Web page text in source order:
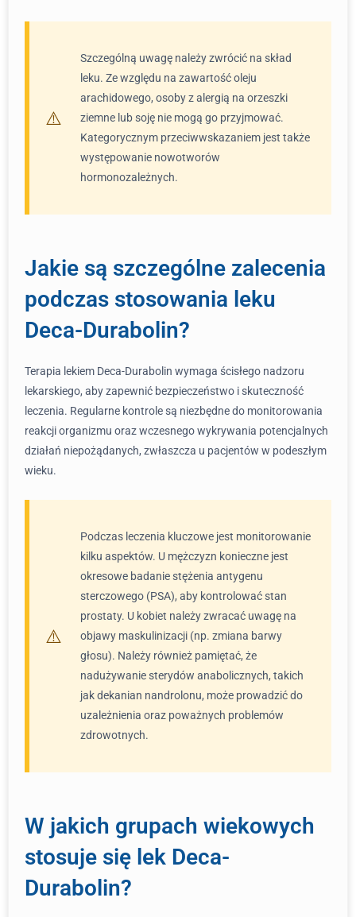
Szczególną uwagę należy zwrócić na skład
leku. Ze względu na zawartość oleju
arachidowego, osoby z alergią na orzeszki
ziemne lub soję nie mogą go przyjmować.
Kategorycznym przeciwwskazaniem jest także
występowanie nowotworów
hormonozależnych.
Jakie są szczególne zalecenia
podczas stosowania leku
Deca-Durabolin?
Terapia lekiem Deca-Durabolin wymaga ścisłego nadzoru
lekarskiego, aby zapewnić bezpieczeństwo i skuteczność
leczenia. Regularne kontrole są niezbędne do monitorowania
reakcji organizmu oraz wczesnego wykrywania potencjalnych
działań niepożądanych, zwłaszcza u pacjentów w podeszłym
wieku.
Podczas leczenia kluczowe jest monitorowanie
kilku aspektów. U mężczyzn konieczne jest
okresowe badanie stężenia antygenu
sterczowego (PSA), aby kontrolować stan
prostaty. U kobiet należy zwracać uwagę na
objawy maskulinizacji (np. zmiana barwy
głosu). Należy również pamiętać, że
nadużywanie sterydów anabolicznych, takich
jak dekanian nandrolonu, może prowadzić do
uzależnienia oraz poważnych problemów
zdrowotnych.
W jakich grupach wiekowych
stosuje się lek Deca-
Durabolin?